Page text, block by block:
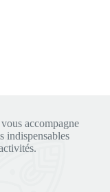
accompagne
indispensables